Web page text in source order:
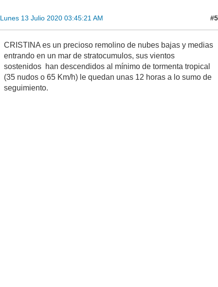
Lunes 13 Julio 2020 03:45:21 AM #5
CRISTINA es un precioso remolino de nubes bajas y medias
entrando en un mar de stratocumulos, sus vientos
sostenidos han descendidos al mínimo de tormenta tropical
(35 nudos o 65 Km/h) le quedan unas 12 horas a lo sumo de
seguimiento.